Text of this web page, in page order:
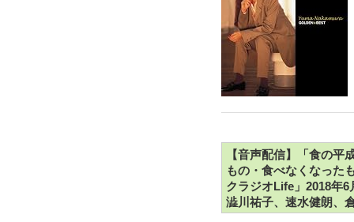
【音声配信】「食の平
もの・食べなくなった
クラジオLife」2018年
澁川祐子、速水健朗、